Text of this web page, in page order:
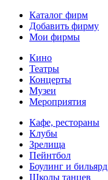
Каталог фирм
Добавить фирму
Мои фирмы
Кино
Театры
Концерты
Музеи
Мероприятия
Кафе, рестораны
Клубы
Зрелища
Пейнтбол
Боулинг и бильярд
Школы танцев